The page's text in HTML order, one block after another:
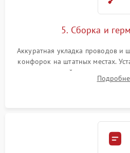
5. Сборка и
Аккуратная укладка проводов и
конфорок на штатных местах.
проверкой равномерности
термостойкого герметика или